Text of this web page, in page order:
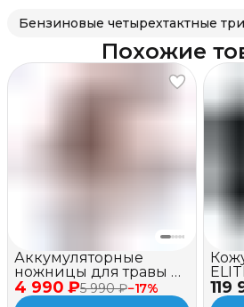
Бензиновые четырехтактные
Похожие
4 990 ₽5 990 ₽−17%
Аккумуляторные
ножницы для травы и
кустов EVOline GSB
7.2V
119